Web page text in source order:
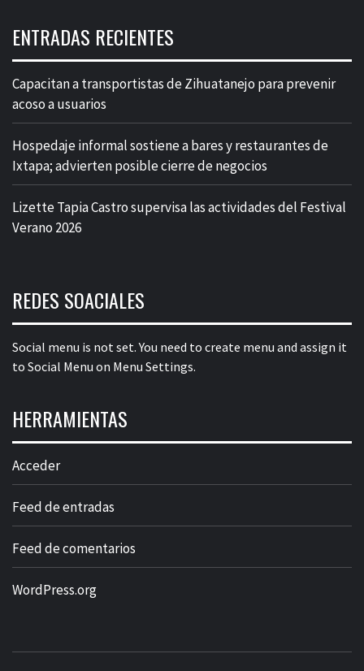
ENTRADAS RECIENTES
Capacitan a transportistas de Zihuatanejo para prevenir
acoso a usuarios
Hospedaje informal sostiene a bares y restaurantes de
Ixtapa; advierten posible cierre de negocios
Lizette Tapia Castro supervisa las actividades del Festival
Verano 2026
REDES SOACIALES
Social menu is not set. You need to create menu and assign it
to Social Menu on Menu Settings.
HERRAMIENTAS
Acceder
Feed de entradas
Feed de comentarios
WordPress.org